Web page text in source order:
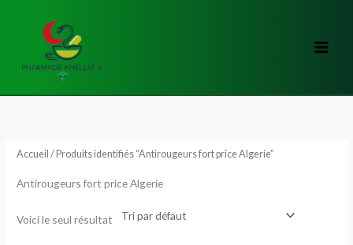
Accueil / Produits identifiés “Antirougeurs fort price Algerie”
Antirougeurs fort price Algerie
Voici le seul résultat